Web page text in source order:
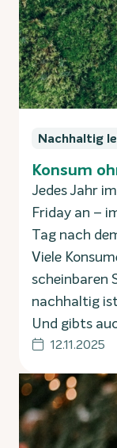
Nachhaltig
Konsum
Jedes Jahr
Friday an –
Tag nach
Viele
scheinbaren
nachhaltig
Und gibts
12.11.2025